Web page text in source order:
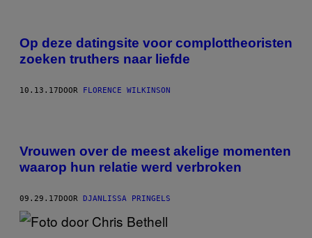
Op deze datingsite voor complottheoristen
zoeken truthers naar liefde
10.13.17 DOOR FLORENCE WILKINSON
Vrouwen over de meest akelige momenten
waarop hun relatie werd verbroken
09.29.17DOOR DJANLISSA PRINGELS